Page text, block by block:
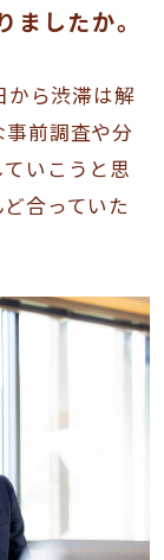
したか。
から渋滞は解
前調査や分
いこうと思
合っていた